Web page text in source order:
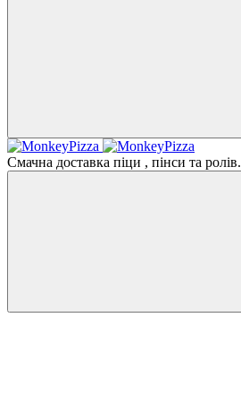
Смачна доставка піци , пінси та ролів.